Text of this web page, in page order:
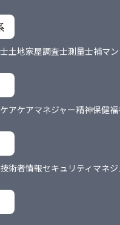
土地家屋調査士測量士補マ
アケアマネジャー精神保健
術者情報セキュリティマネジ